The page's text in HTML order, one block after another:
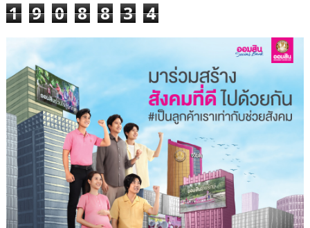
1 9 0 8 8 3 4